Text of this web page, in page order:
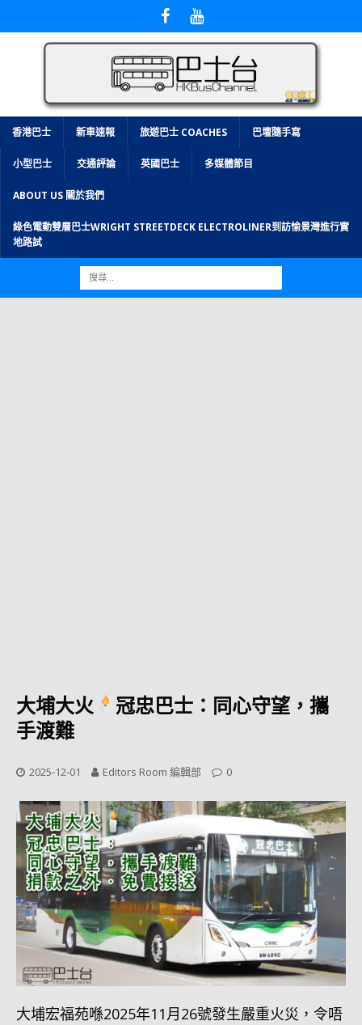
香港巴士 新車速報 旅遊巴士 COACHES 巴壇隨手寫
小型巴士 交通評論 英國巴士 多媒體節目
ABOUT US 關於我們
綠色電動雙層巴士WRIGHT STREETDECK ELECTROLINER到訪愉景灣進行實
地路試
大埔大火
冠忠巴士：同心守望，攜
手渡難
2025-12-01 Editors Room 編輯部 0
大埔宏福苑喺2025年11月26號發生嚴重火災，令唔